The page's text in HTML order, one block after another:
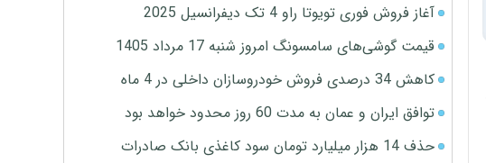
آغاز فروش فوری تویوتا راو 4 تک دیفرانسیل 2025
قیمت گوشی‌های سامسونگ امروز شنبه 17 مرداد 1405
کاهش 34 درصدی فروش خودروسازان داخلی در 4 ماه
توافق ایران و عمان به مدت 60 روز محدود خواهد بود
حذف 14 هزار میلیارد تومان سود کاغذی بانک صادرات